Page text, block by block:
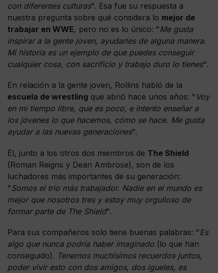
con diferentes culturas". Esa fue su respuesta a
nuestra pregunta sobre qué considera lo mejor de
trabajar en WWE, pero no es lo único: "Me gusta
inspirar a la gente joven, ayudarles de alguna manera.
Mi historia es un ejemplo de que puedes conseguir
cualquier cosa, con sacrificio y trabajo duro lo tienes".
En relación a la gente joven, Rollins habló de la
escuela de wrestling que abrió hace unos años: " Voy
en mi tiempo libre, que es poco, e intento enseñar a
los jóvenes lo que hacemos, cómo se hace. Me gusta
ayudar a las nuevas generaciones".
Él, junto a los otros dos miembros de The Shield
(Roman Reigns y Dean Ambrose), son de los
luchadores más importantes de su generación:
"Somos el trío más trabajador. Nadie en el mundo es
mejor que nosotros tres y estoy muy orgulloso de
formar parte de The Shield".
Para sus compañeros solo tiene buenas palabras: " Es
algo que nunca podría haber imaginado (lo que han
conseguido). Tenemos muchísimos recuerdos juntos,
poder vivir esto con dos amigos, dos igueles, es